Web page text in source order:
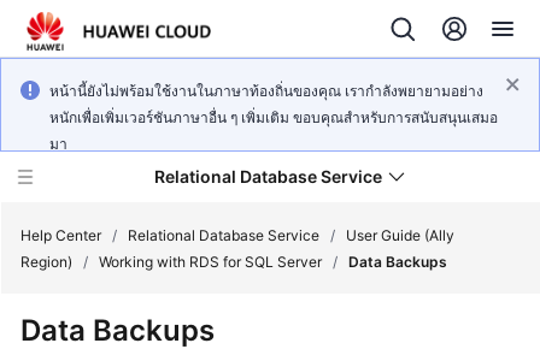
หน้านี้ยังไม่พร้อมใช้งานในภาษาท้องถิ่นของคุณ เรากำลังพยายามอย่าง
หนักเพื่อเพิ่มเวอร์ชันภาษาอื่น ๆ เพิ่มเติม ขอบคุณสำหรับการสนับสนุนเสมอ
มา
Relational Database Service
Help Center / Relational Database Service /
User Guide (Ally
Region)
/ Working with RDS for SQL Server / Data Backups
Data Backups